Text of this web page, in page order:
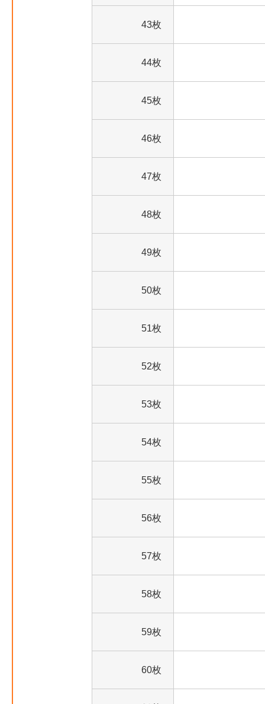
43枚
44枚
45枚
46枚
47枚
48枚
49枚
50枚
51枚
52枚
53枚
54枚
55枚
56枚
57枚
58枚
59枚
60枚